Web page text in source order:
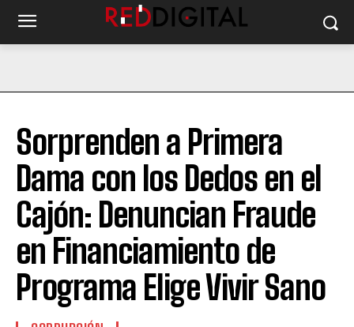
Sorprenden a Primera
Dama con los Dedos en el
Cajón: Denuncian Fraude
en Financiamiento de
Programa Elige Vivir Sano